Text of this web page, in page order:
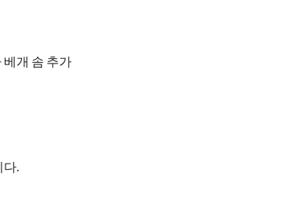
개 솜 추가
다.